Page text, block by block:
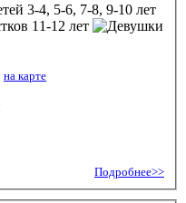
3-4, 5-6, 7-8, 9-10 лет
11-12 лет
на карте
Подробнее>>